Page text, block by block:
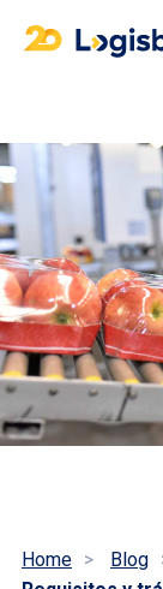
Home
Blog